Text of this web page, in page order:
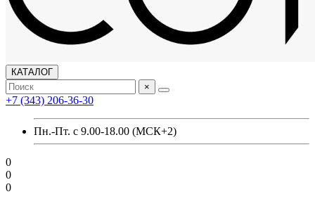
КАТАЛОГ
×
+7 (343) 206-36-30
Пн.-Пт. с 9.00-18.00 (МСК+2)
0
0
0